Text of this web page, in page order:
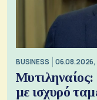
BUSINESS 06.08.2026,
με ισχυρό